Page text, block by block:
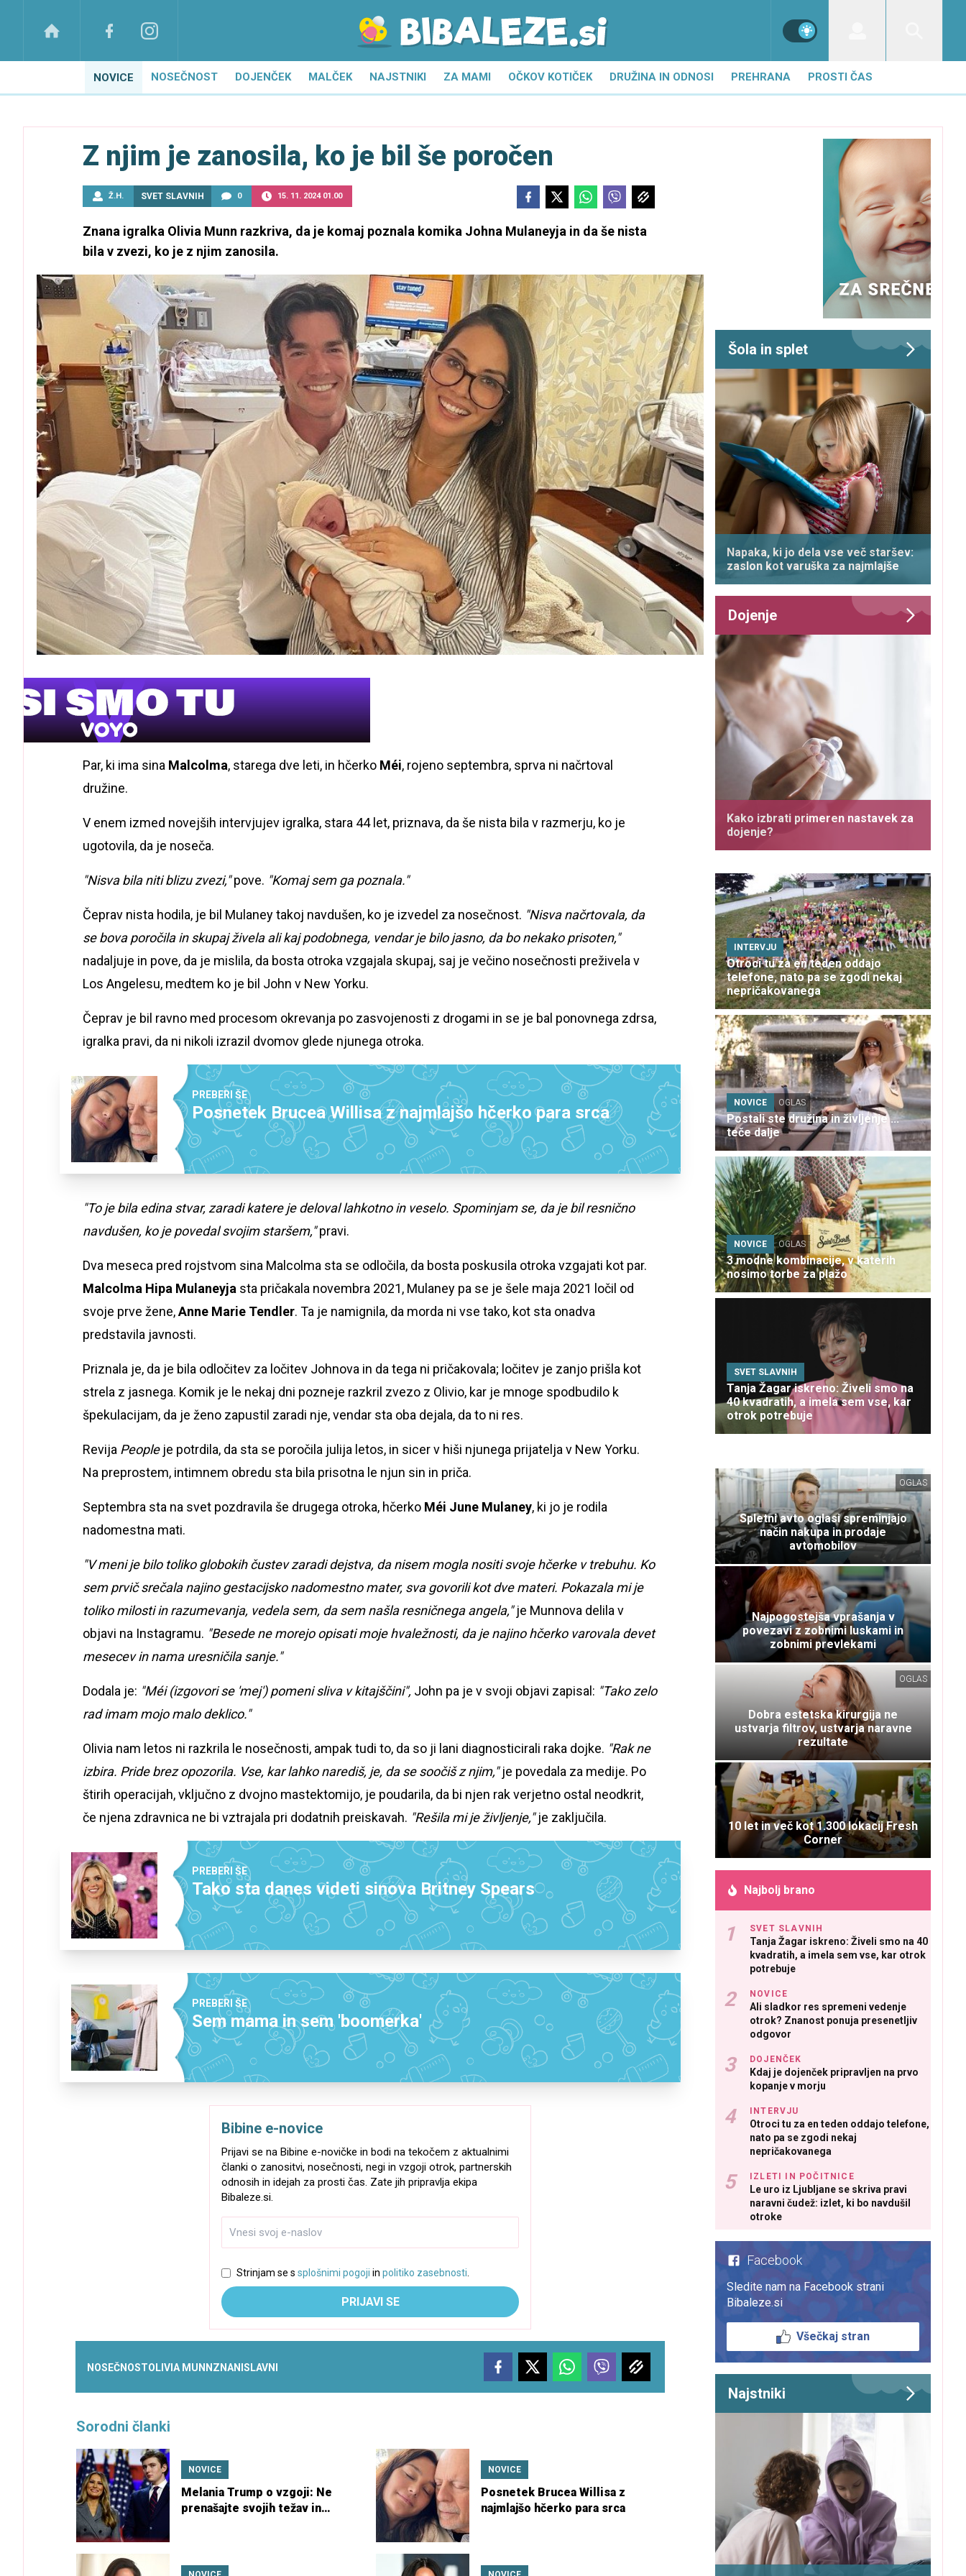
NOVICE NOSEČNOST DOJENČEK MALČEK NAJSTNIKI ZA MAMI OČKOV KOTIČEK DRUŽINA IN ODNOSI PREHRANA PROSTI ČAS
Z njim je zanosila, ko je bil še poročen
Ž.H. SVET SLAVNIH 0 15. 11. 2024 01.00
Znana igralka Olivia Munn razkriva, da je komaj poznala komika Johna Mulaneyja in da še nista
bila v zvezi, ko je z njim zanosila.
Par, ki ima sina Malcolma, starega dve leti, in hčerko Méi, rojeno septembra, sprva ni načrtoval
družine.
V enem izmed novejših intervjujev igralka, stara 44 let, priznava, da še nista bila v razmerju, ko je
ugotovila, da je noseča.
"Nisva bila niti blizu zvezi,"pove. "Komaj sem ga poznala."
Čeprav nista hodila, je bil Mulaney takoj navdušen, ko je izvedel za nosečnost. "Nisva načrtovala, da
se bova poročila in skupaj živela ali kaj podobnega, vendar je bilo jasno, da bo nekako prisoten,"
nadaljuje in pove, da je mislila, da bosta otroka vzgajala skupaj, saj je večino nosečnosti preživela v
Los Angelesu, medtem ko je bil John v New Yorku.
Čeprav je bil ravno med procesom okrevanja po zasvojenosti z drogami in se je bal ponovnega zdrsa,
igralka pravi, da ni nikoli izrazil dvomov glede njunega otroka.
PREBERI ŠE
Posnetek Brucea Willisa z najmlajšo hčerko para srca
"To je bila edina stvar, zaradi katere je deloval lahkotno in veselo. Spominjam se, da je bil resnično
navdušen, ko je povedal svojim staršem,"pravi.
Dva meseca pred rojstvom sina Malcolma sta se odločila, da bosta poskusila otroka vzgajati kot par.
Malcolma Hipa Mulaneyja sta pričakala novembra 2021, Mulaney pa se je šele maja 2021 ločil od
svoje prve žene,Anne Marie Tendler. Ta je namignila, da morda ni vse tako, kot sta onadva
predstavila javnosti.
Priznala je, da je bila odločitev za ločitev Johnova in da tega ni pričakovala; ločitev je zanjo prišla kot
strela z jasnega. Komik je le nekaj dni pozneje razkril zvezo z Olivio, kar je mnoge spodbudilo k
špekulacijam, da je ženo zapustil zaradi nje, vendar sta oba dejala, da to ni res.
Revija Peopleje potrdila, da sta se poročila julija letos, in sicer v hiši njunega prijatelja v New Yorku.
Na preprostem, intimnem obredu sta bila prisotna le njun sin in priča.
Septembra sta na svet pozdravila še drugega otroka, hčerko Méi June Mulaney, ki jo je rodila
nadomestna mati.
"V meni je bilo toliko globokih čustev zaradi dejstva, da nisem mogla nositi svoje hčerke v trebuhu. Ko
sem prvič srečala najino gestacijsko nadomestno mater, sva govorili kot dve materi. Pokazala mi je
toliko milosti in razumevanja, vedela sem, da sem našla resničnega angela,"je Munnova delila v
objavi na Instagramu. "Besede ne morejo opisati moje hvaležnosti, da je najino hčerko varovala devet
mesecev in nama uresničila sanje."
Dodala je: "Méi (izgovori se 'mej') pomeni sliva v kitajščini", John pa je v svoji objavi zapisal: "Tako zelo
rad imam mojo malo deklico."
Olivia nam letos ni razkrila le nosečnosti, ampak tudi to, da so ji lani diagnosticirali raka dojke. "Rak ne
izbira. Pride brez opozorila. Vse, kar lahko narediš, je, da se soočiš z njim,"je povedala za medije. Po
štirih operacijah, vključno z dvojno mastektomijo, je poudarila, da bi njen rak verjetno ostal neodkrit,
če njena zdravnica ne bi vztrajala pri dodatnih preiskavah. "Rešila mi je življenje,"je zaključila.
PREBERI ŠE
Tako sta danes videti sinova Britney Spears
PREBERI ŠE
Sem mama in sem 'boomerka'
Bibine e-novice
Prijavi se na Bibine e-novičke in bodi na tekočem z aktualnimi
članki o zanositvi, nosečnosti, negi in vzgoji otrok, partnerskih
odnosih in idejah za prosti čas. Zate jih pripravlja ekipa
Bibaleze.si.
Strinjam se s splošnimi pogoji in politiko zasebnosti
PRIJAVI SE
NOSEČNOSTOLIVIA MUNN ZNANI SLAVNI
Sorodni članki
NOVICE
Melania Trump o vzgoji: Ne
prenašajte svojih težav in
NOVICE
Posnetek Brucea Willisa z
najmlajšo hčerko para srca
Šola in splet
Napaka, ki jo dela vse več staršev:
zaslon kot varuška za najmlajše
Dojenje
Kako izbrati primeren nastavek za
dojenje?
INTERVJU
Otroci tu za en teden oddajo
telefone, nato pa se zgodi nekaj
nepričakovanega
NOVICE OGLAS
Postali ste družina in življenje ...
teče dalje
NOVICE OGLAS
3 modne kombinacije, v katerih
nosimo torbe za plažo
SVET SLAVNIH
Tanja Žagar iskreno: Živeli smo na
40 kvadratih, a imela sem vse, kar
otrok potrebuje
OGLAS
Spletni avto oglasi spreminjajo
način nakupa in prodaje
avtomobilov
Najpogostejša vprašanja v
povezavi z zobnimi luskami in
zobnimi prevlekami
OGLAS
Dobra estetska kirurgija ne
ustvarja filtrov, ustvarja naravne
rezultate
10 let in več kot 1.300 lokacij Fresh
Corner
Najbolj brano
SVET SLAVNIH
Tanja Žagar iskreno: Živeli smo na 40
kvadratih, a imela sem vse, kar otrok
potrebuje
NOVICE
Ali sladkor res spremeni vedenje
otrok? Znanost ponuja presenetljiv
odgovor
DOJENČEK
Kdaj je dojenček pripravljen na prvo
kopanje v morju
INTERVJU
Otroci tu za en teden oddajo telefone,
nato pa se zgodi nekaj
nepričakovanega
IZLETI IN POČITNICE
Le uro iz Ljubljane se skriva pravi
naravni čudež: izlet, ki bo navdušil
otroke
Facebook
Sledite nam na Facebook strani
Bibaleze.si
Všečkaj stran
Najstniki